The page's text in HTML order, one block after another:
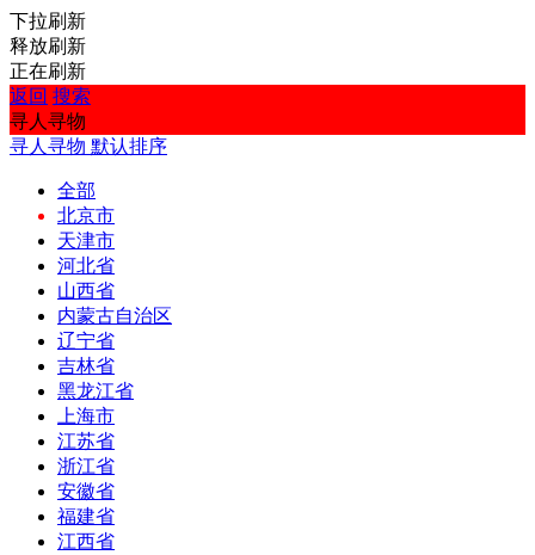
下拉刷新
释放刷新
正在刷新
返回 搜索
寻人寻物
寻人寻物 默认排序
全部
北京市
天津市
河北省
山西省
内蒙古自治区
辽宁省
吉林省
黑龙江省
上海市
江苏省
浙江省
安徽省
福建省
江西省